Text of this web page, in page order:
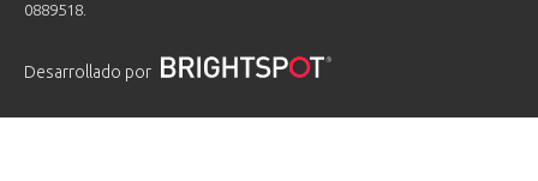
0889518.
Desarrollado por